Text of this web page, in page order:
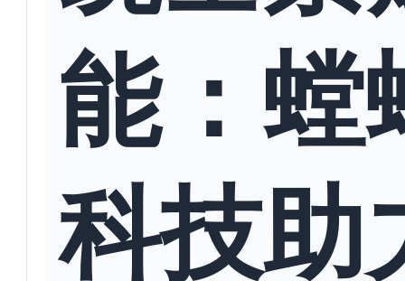
能：螳
科技助